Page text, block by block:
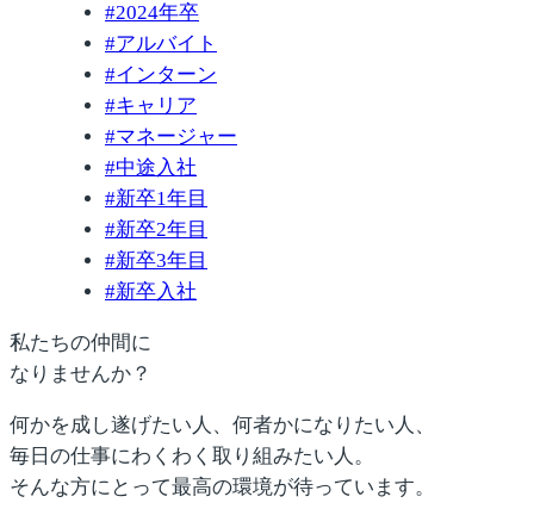
#2024年卒
#アルバイト
#インターン
#キャリア
#マネージャー
#中途入社
#新卒1年目
#新卒2年目
#新卒3年目
#新卒入社
私たちの仲間に
なりませんか？
何かを成し遂げたい人、何者かになりたい人、
毎日の仕事にわくわく取り組みたい人。
そんな方にとって最高の環境が待っています。